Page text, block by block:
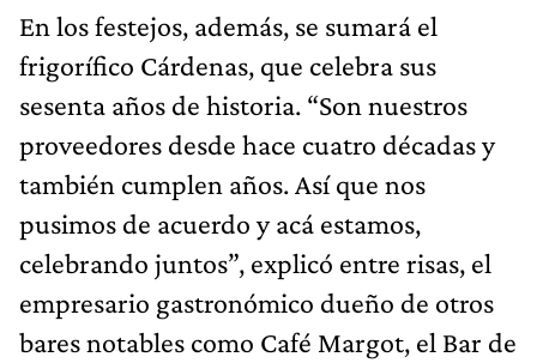
En los festejos, además, se sumará el
frigorífico Cárdenas, que celebra sus
sesenta años de historia. “Son nuestros
proveedores desde hace cuatro décadas y
también cumplen años. Así que nos
pusimos de acuerdo y acá estamos,
celebrando juntos”, explicó entre risas, el
empresario gastronómico dueño de otros
bares notables como Café Margot, el Bar de